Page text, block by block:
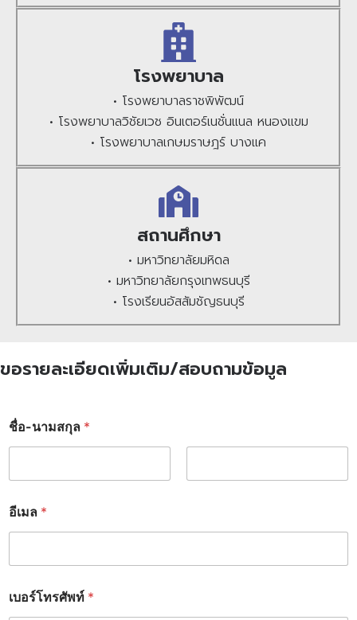
โรงพยาบาล
• โรงพยาบาลราชพิพัฒน์
• โรงพยาบาลวิชัยเวช อินเตอร์เนชั่นแนล หนองแขม
• โรงพยาบาลเกษมราษฎร์ บางแค
สถานศึกษา
• มหาวิทยาลัยมหิดล
• มหาวิทยาลัยกรุงเทพธนบุรี
• โรงเรียนอัสสัมชัญธนบุรี
ขอรายละเอียดเพิ่มเติม/สอบถามข้อมูล
อี
เ
ม
ชื่อ-นามสกุล *
อีเมล *
เบอร์โทรศัพท์ *